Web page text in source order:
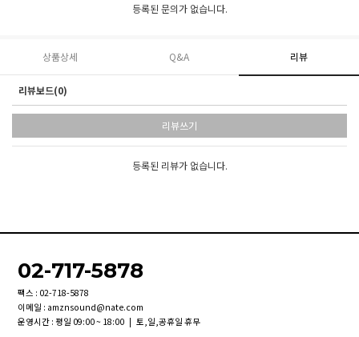
등록된 문의가 없습니다.
상품상세 Q&A 리뷰
리뷰보드(0)
리뷰쓰기
등록된 리뷰가 없습니다.
02-717-5878
팩스 : 02-718-5878
이메일 : amznsound@nate.com
운영시간 : 평일 09:00 ~ 18:00 | 토,일,공휴일 휴무